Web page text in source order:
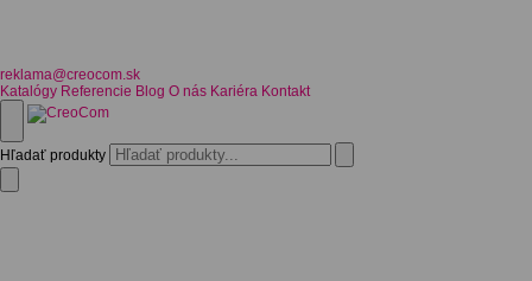
reklama@creocom.sk
Katalógy Referencie Blog O nás Kariéra Kontakt
Hľadať produkty